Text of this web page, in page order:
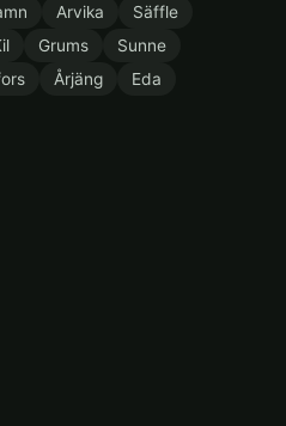
Arvika
Säffle
Grums
Sunne
Årjäng
Eda